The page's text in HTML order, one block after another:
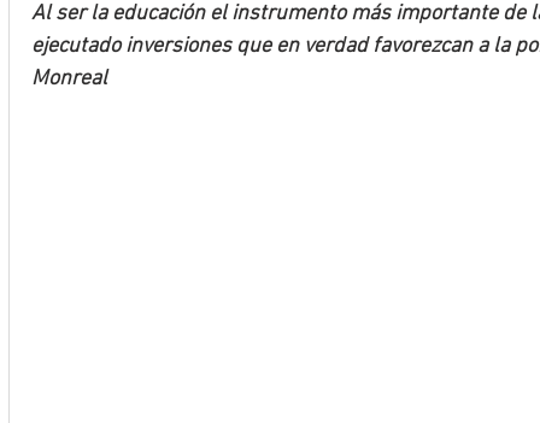
Al ser la educación el instrumento más importante de
ejecutado inversiones que en verdad favorezcan a la
Monreal